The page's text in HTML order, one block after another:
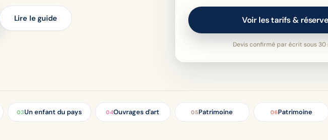
Lire le guide Voir les tarifs &
Devis confirmé par écrit sous 30
03Un enfant du pays 04Ouvrages d'art 05Patrimoine 06Patrimoine